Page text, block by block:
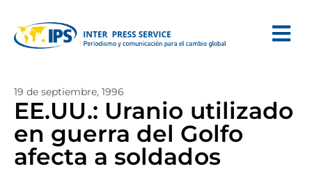
19 de septiembre, 1996
EE.UU.: Uranio utilizado
en guerra del Golfo
afecta a soldados